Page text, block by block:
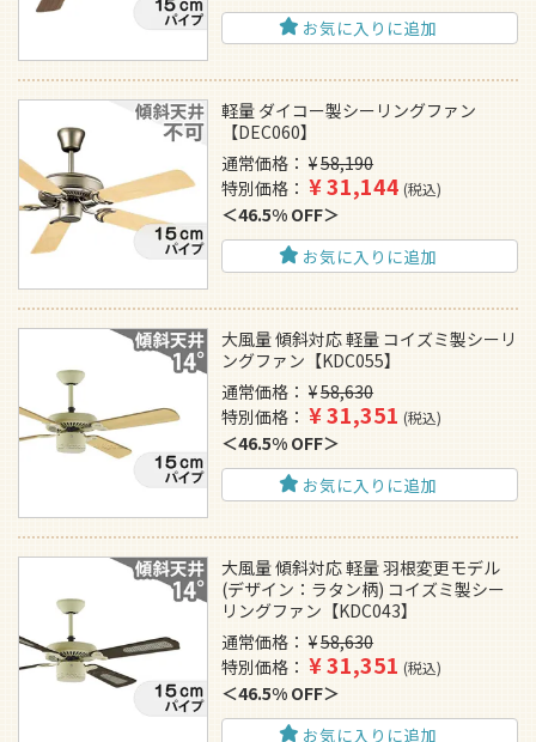
お気に入りに追加
軽量 ダイコー製シーリングファン
【DEC060】
通常価格
¥58,190
特別価格
¥31,144 税込
46.5% OFF
お気に入りに追加
大風量 傾斜対応 軽量 コイズミ製シーリ
ングファン【KDC055】
通常価格
¥58,630
特別価格
¥31,351 税込
46.5% OFF
お気に入りに追加
大風量 傾斜対応 軽量 羽根変更モデル
(デザイン：ラタン柄) コイズミ製シー
リングファン【KDC043】
通常価格
¥58,630
特別価格
¥31,351 税込
46.5% OFF
お気に入りに追加